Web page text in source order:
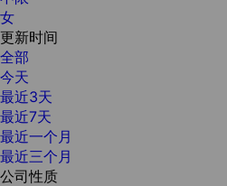
女
更新时间
全部
今天
最近3天
最近7天
最近一个月
最近三个月
公司性质